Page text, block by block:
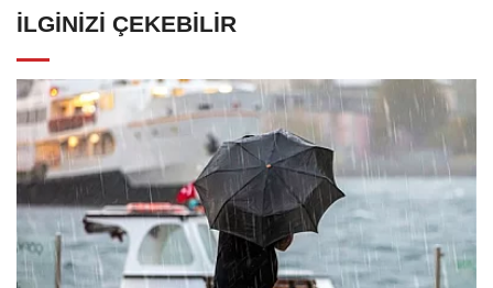
İLGINIZI ÇEKEBILIR